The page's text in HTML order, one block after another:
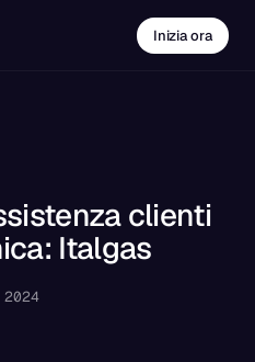
Inizia ora
clienti
Italgas